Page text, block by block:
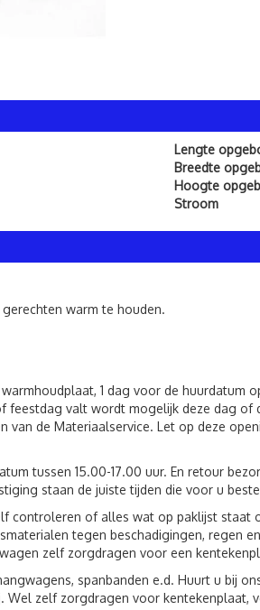
Lengte
Breedte
Hoogte
Stroom
warm te houden.
1 dag voor de huurdatum
feestdag valt wordt mogelijk deze dag of
van de Materiaalservice. Let op deze
tussen 15.00-17.00 uur. En retour
staan de juiste tijden die voor u
controleren of alles wat op paklijst
tegen beschadigingen, regen
zelf zorgdragen voor een
spanbanden e.d. Huurt u bij
Wel zelf zorgdragen voor kentekenplaat,